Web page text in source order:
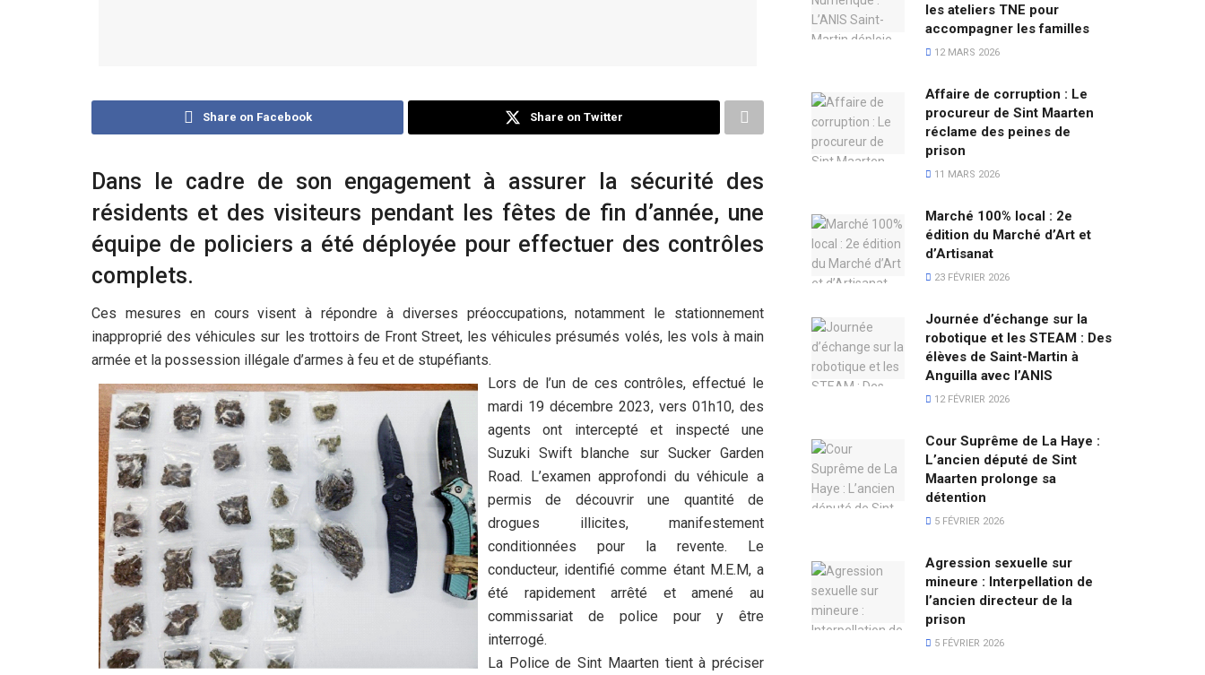
Share on Facebook Share on Twitter
Dans le cadre de son engagement à assurer la sécurité des
résidents et des visiteurs pendant les fêtes de fin d’année, une
équipe de policiers a été déployée pour effectuer des contrôles
complets.
Ces mesures en cours visent à répondre à diverses préoccupations, notamment le stationnement
inapproprié des véhicules sur les trottoirs de Front Street, les véhicules présumés volés, les vols à main
armée et la possession illégale d’armes à feu et de stupéfiants.
Lors de l’un de ces contrôles, effectué le
mardi 19 décembre 2023, vers 01h10, des
agents ont intercepté et inspecté une
Suzuki Swift blanche sur Sucker Garden
Road. L’examen approfondi du véhicule a
permis de découvrir une quantité de
drogues illicites, manifestement
conditionnées pour la revente. Le
conducteur, identifié comme étant M.E.M, a
été rapidement arrêté et amené au
commissariat de police pour y être
interrogé.
La Police de Sint Maarten tient à préciser
les ateliers TNE pour
accompagner les familles
12 MARS 2026
Affaire de corruption : Le
procureur de Sint Maarten
réclame des peines de
prison
11 MARS 2026
Marché 100% local : 2e
édition du Marché d’Art et
d’Artisanat
23 FÉVRIER 2026
Journée d’échange sur la
robotique et les STEAM : Des
élèves de Saint-Martin à
Anguilla avec l’ANIS
12 FÉVRIER 2026
Cour Suprême de La Haye :
L’ancien député de Sint
Maarten prolonge sa
détention
5 FÉVRIER 2026
Agression sexuelle sur
mineure : Interpellation de
l’ancien directeur de la
prison
5 FÉVRIER 2026